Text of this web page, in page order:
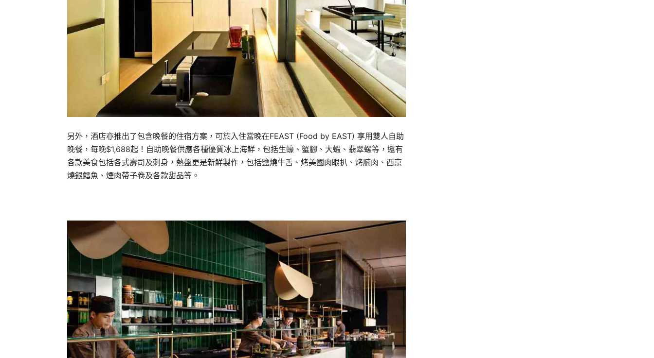
另外，酒店亦推出了包含晚餐的住宿方案，可於入住當晚在FEAST (Food by EAST) 享用雙人自助
晚餐，每晚$1,688起！自助晚餐供應各種優質冰上海鮮，包括生蠔、蟹腳、大蝦、翡翠螺等，還有
各款美食包括各式壽司及刺身，熱盤更是新鮮製作，包括鹽燒牛舌、烤美國肉眼扒、烤腩肉、西京
燒銀鱈魚、煙肉帶子卷及各款甜品等。